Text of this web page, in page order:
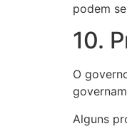
podem
10.
O
Alguns